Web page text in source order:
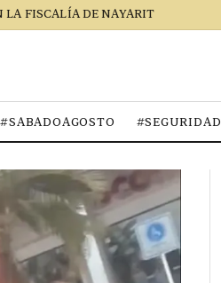
FISCALÍA DE NAYARIT
#SABADOAGOSTO #SEGURIDAD